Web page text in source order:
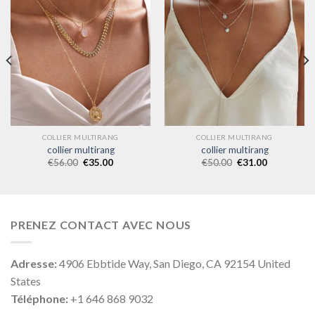
COLLIER MULTIRANG
collier multirang
€56.00 €35.00
COLLIER MULTIRANG
collier multirang
€50.00 €31.00
PRENEZ CONTACT AVEC NOUS
Adresse:4906 Ebbtide Way, San Diego, CA 92154 United
States
Téléphone: +1 646 868 9032